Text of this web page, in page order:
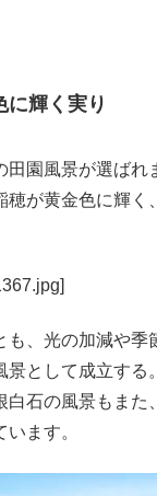
に輝く実り
田園風景が選ばれ
穂が黄金色に輝く
、光の加減や季
景として成立する
白石の風景もまた
ます。